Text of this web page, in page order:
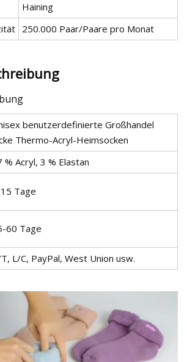
Haining
250.000 Paar/Paare pro Monat
benutzerdefinierte Großhandel
Thermo-Acryl-Heimsocken
% Acryl, 3 % Elastan
Tage
60 Tage
L/C, PayPal, West Union usw.